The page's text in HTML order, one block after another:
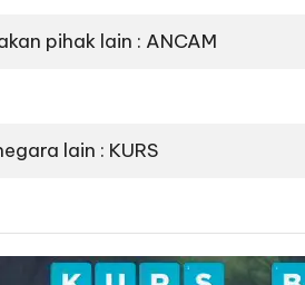
pihak lain : ANCAM
lain : KURS